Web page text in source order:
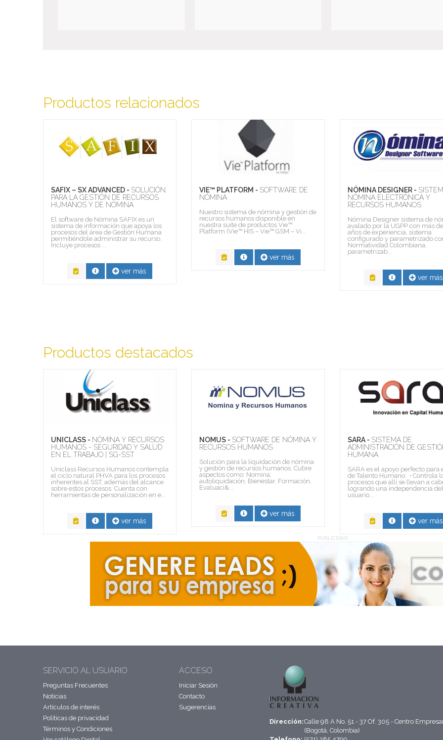
Productos relacionados
SAFIX – SX ADVANCED - SOLUCIÓN
PARA LA GESTIÓN DE RECURSOS
HUMANOS Y DE NÓMINA
El software de Nómina SAFIX es un
sistema de información que apoya los
procesos del área de Gestión Humana
permitiéndole administrar su recurso.
Incluye procesos ...
ver más
VIE™ PLATFORM - SOFTWARE DE
NÓMINA
Nuestro sistema de nómina y gestión de
recursos humanos disponible en
nuestra suite de productos Vie™
Platform (Vie™ HIS – Vie™ GSM – Vi...
ver más
NÓMINA DESIGNER -
NÓMINA ELECTRÓNICA Y
RECURSOS HUMANOS
Nómina Designer sistema de
avalado por la UGPP con más
años de experiencia, sistema
configurado y parametrizado
Normatividad Colombiana,
parametrizab...
ver más
Productos destacados
UNICLASS - NÓMINA Y RECURSOS
HUMANOS - SEGURIDAD Y SALUD
EN EL TRABAJO | SG-SST
Uniclass Recursos Humanos contempla
el ciclo natural PHVA para los procesos
inherentes al SST, además del alcance
sobre estos procesos. Cuenta con
herramientas de personalización en e...
ver más
NOMUS - SOFTWARE DE NÓMINA Y
RECURSOS HUMANOS
Solución para la liquidación de nómina
y gestión de recursos humanos. Cubre
aspectos como: Nomina,
autoliquidación, Bienestar, Formación,
Evaluaci&...
ver más
SARA - SISTEMA DE
ADMINISTRACIÓN DE
HUMANA
SARA es el apoyo perfecto para
de Talento Humano: • Controla
procesos que allí se llevan a
logrando una independencia del
usuario...
ver más
PUBLICIDAD
SERVICIO AL USUARIO
Preguntas Frecuentes
Noticias
Artículos de interés
Políticas de privacidad
Términos y Condiciones
ACCESO
Iniciar Sesión
Contacto
Sugerencias
Dirección:Calle 98 A No. 51 - 37 Of. 305 - Centro
(Bogotá, Colombia)